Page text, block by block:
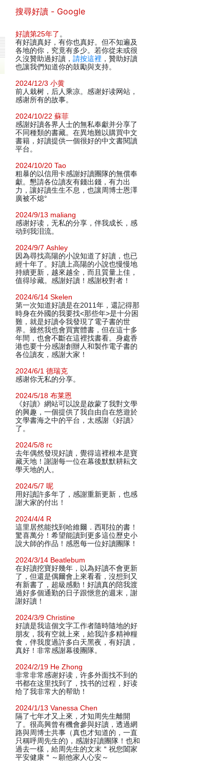
搜尋好讀 - Google
好讀第25年了 。
有好讀真好，有你也真好。但不知遍及
各地的你，究竟有多少。若你從未或很
久沒贊助過好讀， 請按這裡 ，贊助好讀
也讓我們知道你的鼓勵與支持。
2024/12/3 小黄
前人栽树，后人乘凉。感谢好读网站，
感谢所有的故事。
2024/10/22 蘇菲
感謝好讀各界人士的無私奉獻并分享了
不同種類的書藏。在異地難以購買中文
書籍，好讀提供一個很好的中文書閱讀
平台。
2024/10/20 Tao
粗暴的以信用卡感謝好讀團隊的無償奉
獻。懇請各位讀友有錢出錢，有力出
力，讓好讀生生不息，也讓周博士恩澤
廣被不熄°
2024/9/13 maliang
感谢好读，无私的分享，伴我成长，感
动到我泪流。
2024/9/7 Ashley
因為尋找高陽的小說知道了好讀，也已
經十年了。好讀上高陽的小說也慢慢地
持續更新，越來越全，而且質量上佳，
值得珍藏。感謝好讀！感謝校對者！
2024/6/14 Skelen
第一次知道好讀是在2011年，還記得那
時身在外國的我要找<那些年>是十分困
難，就是好讀令我發現了電子書的世
界。雖然我也會買實體書，但在這十多
年間，也會不斷在這裡找書看。身處香
港也要十分感謝創辦人和製作電子書的
各位讀友，感謝大家！
2024/6/1 德瑞克
感谢你无私的分享。
2024/5/18 布莱恩
《好讀》網站可以說是啟蒙了我對文學
的興趣，一個提供了我自由自在悠遊於
文學書海之中的平台，太感謝《好讀》
了。
2024/5/8 rc
去年偶然發現好讀，覺得這裡根本是寶
藏天地！謝謝每一位在幕後默默耕耘文
學天地的人。
2024/5/7 呢
用好讀許多年了，感謝重新更新，也感
謝大家的付出！
2024/4/4 R
這里居然能找到哈維爾．西耶拉的書！
驚喜萬分！希望能讀到更多這位歷史小
說大師的作品！感恩每一位好讀團隊！
2024/3/14 Beatlebum
在好讀挖寶好幾年，以為好讀不會更新
了，但還是偶爾會上來看看，沒想到又
有新書了，超級感動！好讀真的陪我渡
過好多個通勤的日子跟愜意的週末，謝
謝好讀！
2024/3/9 Christine
好讀是我這個文字工作者隨時隨地的好
朋友，我有空就上來，給我許多精神糧
食，伴我度過許多白天黑夜，有好讀，
真好！非常感謝幕後團隊。
2024/2/19 He Zhong
非常非常感谢好读，许多外面找不到的
书都在这里找到了，找书的过程，好读
给了我非常大的帮助！
2024/1/13 Vanessa Chen
隔了七年才又上來，才知周先生離開
了。很高興曾有機會參與好讀，透過網
路與周博士共事（真也才知道的，一直
只稱呼周先生的)，感謝好讀團隊！也和
過去一樣，給周先生的文末＂祝您闔家
平安健康＂～願他家人心安～